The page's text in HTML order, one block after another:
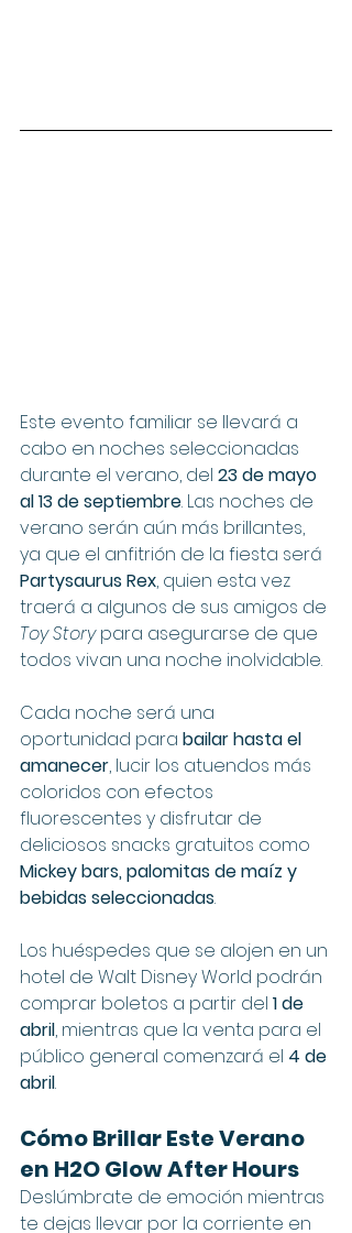
Este evento familiar se llevará a
cabo en noches seleccionadas
durante el verano, del 23 de mayo
al 13 de septiembre. Las noches de
verano serán aún más brillantes,
ya que el anfitrión de la fiesta será
Partysaurus Rex, quien esta vez
traerá a algunos de sus amigos de
Toy Story para asegurarse de que
todos vivan una noche inolvidable.
Cada noche será una
oportunidad para bailar hasta el
amanecer, lucir los atuendos más
coloridos con efectos
fluorescentes y disfrutar de
deliciosos snacks gratuitos como
Mickey bars, palomitas de maíz y
bebidas seleccionadas.
Los huéspedes que se alojen en un
hotel de Walt Disney World podrán
comprar boletos a partir del 1 de
abril, mientras que la venta para el
público general comenzará el 4 de
abril.
Cómo Brillar Este Verano
en H2O Glow After Hours
Deslúmbrate de emoción mientras
te dejas llevar por la corriente en